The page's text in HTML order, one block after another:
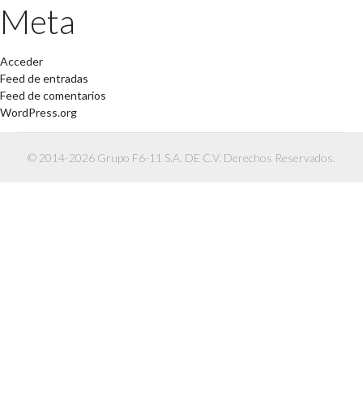
Meta
Acceder
Feed de entradas
Feed de comentarios
WordPress.org
© 2014-2026 Grupo F6-11 S.A. DE C.V. Derechos Reservados.